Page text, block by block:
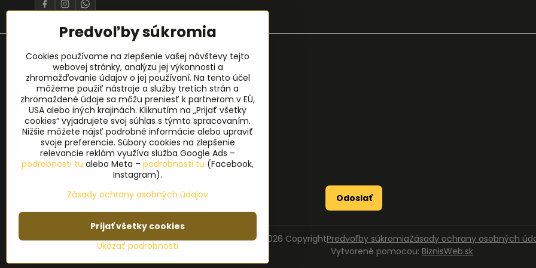
Prihlásenie na odber noviniek
Meno*
E-mail*
Odoslať
© 2026 CopyrightPredvoľby súkromiaZásady ochrany osobných
Vytvorené pomocou: BiznisWeb.sk
Predvoľby súkromia
Cookies používame na zlepšenie vašej návštevy tejto
webovej stránky, analýzu jej výkonnosti a
zhromažďovanie údajov o jej používaní. Na tento účel
môžeme použiť nástroje a služby tretích strán a
zhromaždené údaje sa môžu preniesť k partnerom v EÚ,
USA alebo iných krajinách. Kliknutím na „Prijať všetky
cookies“ vyjadrujete svoj súhlas s týmto spracovaním.
Nižšie môžete nájsť podrobné informácie alebo upraviť
svoje preferencie. Súbory cookies na zlepšenie
relevancie reklám využíva služba Google Ads –
podrobnosti tu alebo Meta – podrobnosti tu (Facebook,
Instagram).
Zásady ochrany osobných údajov
Ukázať podrobnosti
Prijať všetky cookies